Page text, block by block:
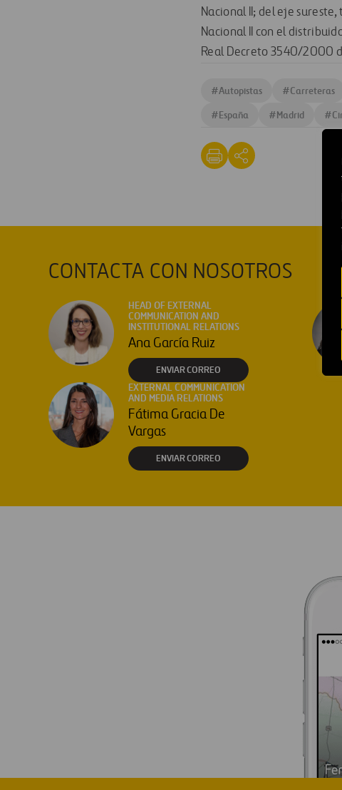
Nacional II; del eje
Nacional II con el
Real Decreto 3540/2000
#Autopistas #Carreteras
#España #Madrid #
CONTACTA CON NOSOTROS
HEAD OF EXTERNAL
COMMUNICATION AND
INSTITUTIONAL RELATIONS
Ana García Ruiz
ENVIAR CORREO
EXTERNAL COMMUNICATION
AND MEDIA RELATIONS
Fátima Gracia De
Vargas
ENVIAR CORREO